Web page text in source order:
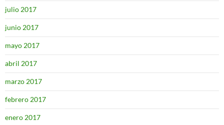
julio 2017
junio 2017
mayo 2017
abril 2017
marzo 2017
febrero 2017
enero 2017